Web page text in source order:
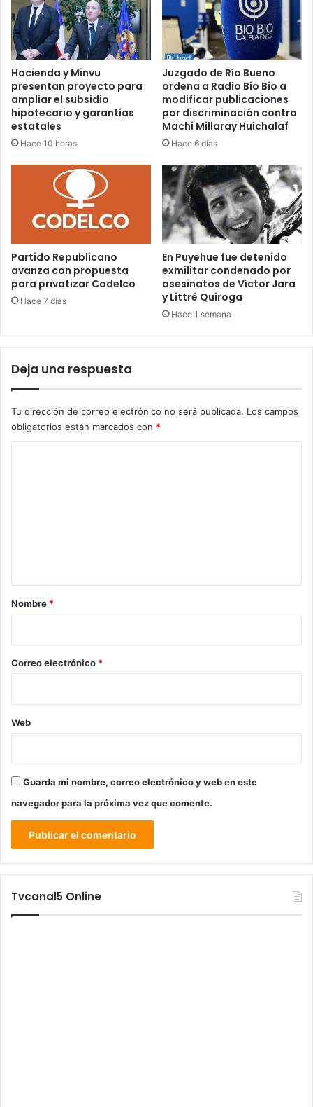
Hacienda y Minvu
presentan proyecto para
ampliar el subsidio
hipotecario y garantías
estatales
Hace 10 horas
Juzgado de Río Bueno
ordena a Radio Bio Bio a
modificar publicaciones
por discriminación contra
Machi Millaray Huichalaf
Hace 6 días
Partido Republicano
avanza con propuesta
para privatizar Codelco
Hace 7 días
En Puyehue fue detenido
exmilitar condenado por
asesinatos de Víctor Jara
y Littré Quiroga
Hace 1 semana
Deja una respuesta
Tu dirección de correo electrónico no será publicada. Los campos
obligatorios están marcados con *
r
*
Nombre *
Correo electrónico *
Web
Guarda mi nombre, correo electrónico y web en este
navegador para la próxima vez que comente.
Tvcanal5 Online